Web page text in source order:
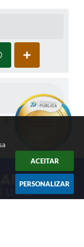
ACEITAR
PERSONALIZAR